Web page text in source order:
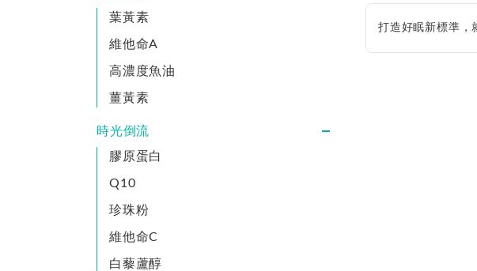
葉黃素
維他命A
高濃度魚油
薑黃素
時光倒流
膠原蛋白
Q10
珍珠粉
維他命C
白藜蘆醇
打造好眠新標準，